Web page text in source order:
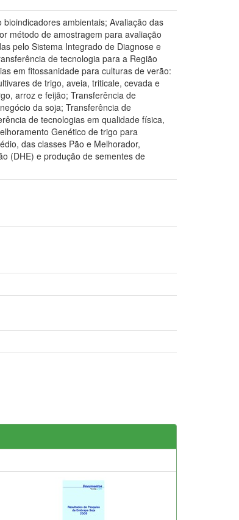
ambientais; Avaliação das
método de amostragem para avaliação
pelo Sistema Integrado de Diagnose e
de tecnologia para a Região
em fitossanidade para culturas de verão:
de trigo, aveia, triticale, cevada e
arroz e feijão; Transferência de
da soja; Transferência de
de tecnologias em qualidade física,
Genético de trigo para
das classes Pão e Melhorador,
(DHE) e produção de sementes de